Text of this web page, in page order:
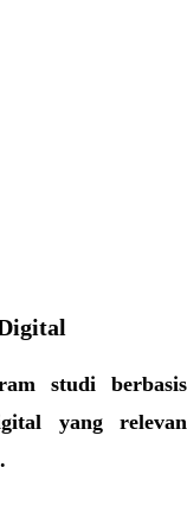
studi berbasis
yang relevan